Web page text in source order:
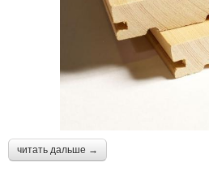
читать дальше →